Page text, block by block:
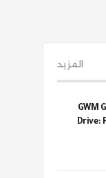
المزيد
GWM
Drive: